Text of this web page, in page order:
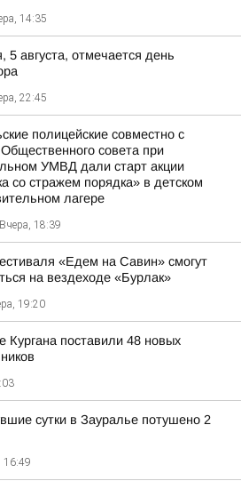
14:35
5 августа, отмечается день
22:45
полицейские совместно с
совета при
УМВД дали старт акции
со стражем порядка» в детском
лагере
Вчера, 18:39
«Едем на Савин» смогут
на вездеходе «Бурлак»
19:20
Кургана поставили 48 новых
сутки в Зауралье потушено 2
16:49